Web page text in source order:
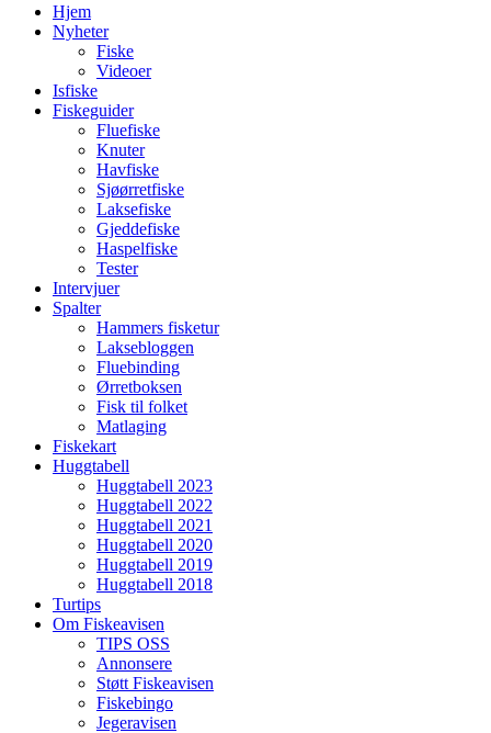
Hjem
Nyheter
Fiske
Videoer
Isfiske
Fiskeguider
Fluefiske
Knuter
Havfiske
Sjøørretfiske
Laksefiske
Gjeddefiske
Haspelfiske
Tester
Intervjuer
Spalter
Hammers fisketur
Laksebloggen
Fluebinding
Ørretboksen
Fisk til folket
Matlaging
Fiskekart
Huggtabell
Huggtabell 2023
Huggtabell 2022
Huggtabell 2021
Huggtabell 2020
Huggtabell 2019
Huggtabell 2018
Turtips
Om Fiskeavisen
TIPS OSS
Annonsere
Støtt Fiskeavisen
Fiskebingo
Jegeravisen